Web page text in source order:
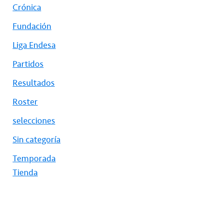
Crónica
Fundación
Liga Endesa
Partidos
Resultados
Roster
selecciones
Sin categoría
Temporada
Tienda